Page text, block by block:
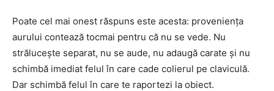
Poate cel mai onest răspuns este acesta: proveniența
aurului contează tocmai pentru că nu se vede. Nu
strălucește separat, nu se aude, nu adaugă carate și nu
schimbă imediat felul în care cade colierul pe claviculă.
Dar schimbă felul în care te raportezi la obiect.